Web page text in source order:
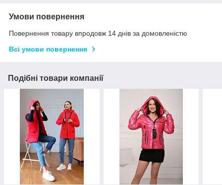
Умови повернення
Повернення товару впродовж 14 днів за домовленістю
Всі умови повернення
Подібні товари компанії